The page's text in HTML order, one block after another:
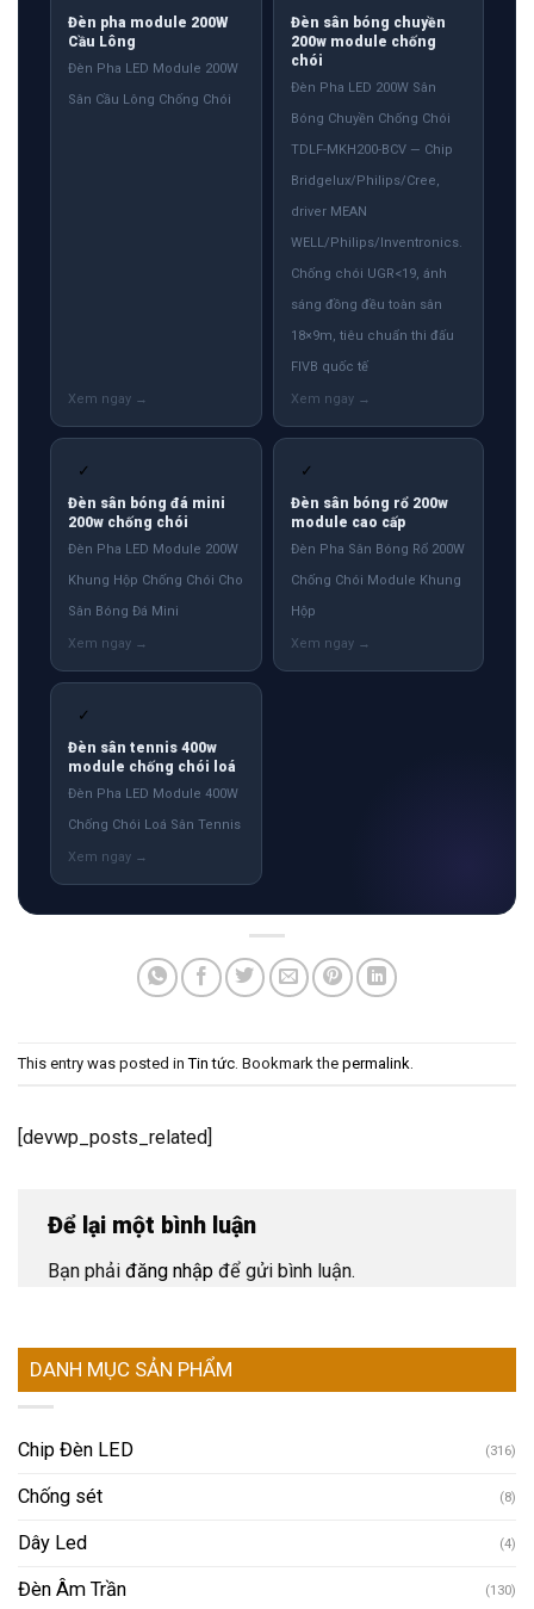
Đèn pha module 200W
Cầu Lông
Đèn Pha LED Module 200W
Sân Cầu Lông Chống Chói
Đèn sân bóng chuyền
200w module chống
chói
Đèn Pha LED 200W Sân
Bóng Chuyền Chống Chói
TDLF-MKH200-BCV — Chip
Bridgelux/Philips/Cree,
driver MEAN
WELL/Philips/Inventronics.
Chống chói UGR<19, ánh
sáng đồng đều toàn sân
18×9m, tiêu chuẩn thi đấu
FIVB quốc tế
✓
Đèn sân bóng đá mini
200w chống chói
Đèn Pha LED Module 200W
Khung Hộp Chống Chói Cho
Sân Bóng Đá Mini
✓
Đèn sân bóng rổ 200w
module cao cấp
Đèn Pha Sân Bóng Rổ 200W
Chống Chói Module Khung
Hộp
✓
Đèn sân tennis 400w
module chống chói loá
Đèn Pha LED Module 400W
Chống Chói Loá Sân Tennis
This entry was posted inTin tức . Bookmark the permalink
[devwp_posts_related]
Để lại một bình luận
Bạn phải đăng nhập để gửi bình luận.
DANH MỤC SẢN PHẨM
Chip Đèn LED (316)
Chống sét (8)
Dây Led (4)
Đèn Âm Trần (130)